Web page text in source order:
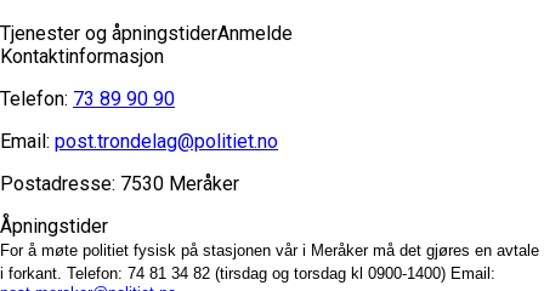
Tjenester og åpningstiderAnmelde
Kontaktinformasjon
Telefon: 73 89 90 90
Email: post.trondelag@politiet.no
Postadresse: 7530 Meråker
Åpningstider
For å møte politiet fysisk på stasjonen vår i Meråker må det gjøres en avtale
i forkant. Telefon: 74 81 34 82 (tirsdag og torsdag kl 0900-1400) Email: